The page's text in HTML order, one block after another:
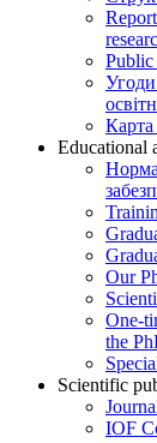
Public
Угоди
Карта
Educational
Our
One-
the
Scientific
IOF